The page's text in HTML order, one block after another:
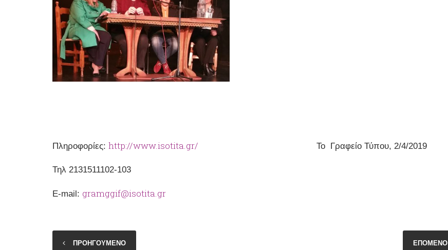
Πληροφορίες: http://www.isotita.gr/ Το Γραφείο Τύπου, 2/4/2019
Τηλ 2131511102-103
Ε-mail: gramggif@isotita.gr
ΠΡΟΗΓΟΥΜΕΝΟ ΕΠΟΜΕΝΟ